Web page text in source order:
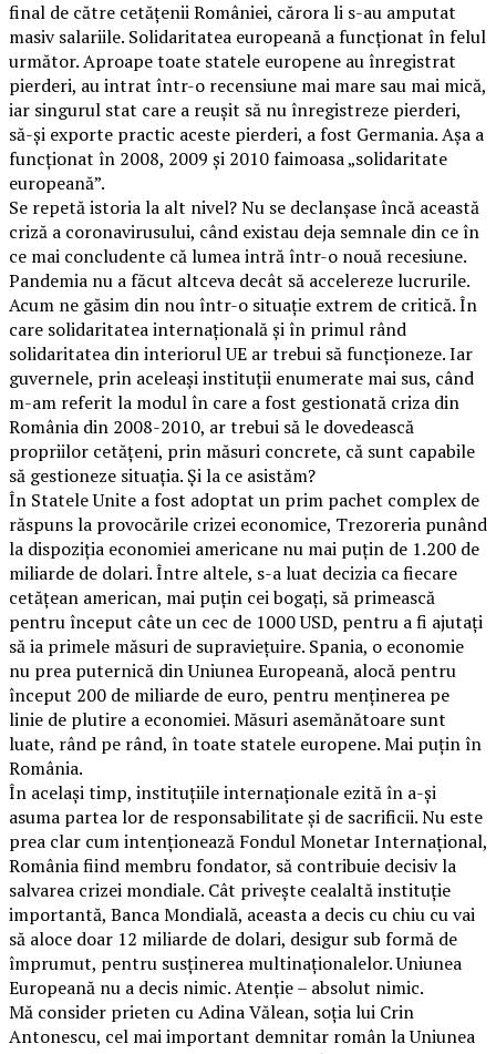
final de către cetățenii României, cărora li s-au amputat
masiv salariile. Solidaritatea europeană a funcționat în felul
următor. Aproape toate statele europene au înregistrat
pierderi, au intrat într-o recensiune mai mare sau mai mică,
iar singurul stat care a reușit să nu înregistreze pierderi,
să-și exporte practic aceste pierderi, a fost Germania. Așa a
funcționat în 2008, 2009 și 2010 faimoasa „solidaritate
europeană”.
Se repetă istoria la alt nivel? Nu se declanșase încă această
criză a coronavirusului, când existau deja semnale din ce în
ce mai concludente că lumea intră într-o nouă recesiune.
Pandemia nu a făcut altceva decât să accelereze lucrurile.
Acum ne găsim din nou într-o situație extrem de critică. În
care solidaritatea internațională și în primul rând
solidaritatea din interiorul UE ar trebui să funcționeze. Iar
guvernele, prin aceleași instituții enumerate mai sus, când
m-am referit la modul în care a fost gestionată criza din
România din 2008-2010, ar trebui să le dovedească
propriilor cetățeni, prin măsuri concrete, că sunt capabile
să gestioneze situația. Și la ce asistăm?
În Statele Unite a fost adoptat un prim pachet complex de
răspuns la provocările crizei economice, Trezoreria punând
la dispoziția economiei americane nu mai puțin de 1.200 de
miliarde de dolari. Între altele, s-a luat decizia ca fiecare
cetățean american, mai puțin cei bogați, să primească
pentru început câte un cec de 1000 USD, pentru a fi ajutați
să ia primele măsuri de supraviețuire. Spania, o economie
nu prea puternică din Uniunea Europeană, alocă pentru
început 200 de miliarde de euro, pentru menținerea pe
linie de plutire a economiei. Măsuri asemănătoare sunt
luate, rând pe rând, în toate statele europene. Mai puțin în
România.
În același timp, instituțiile internaționale ezită în a-și
asuma partea lor de responsabilitate și de sacrificii. Nu este
prea clar cum intenționează Fondul Monetar Internațional,
România fiind membru fondator, să contribuie decisiv la
salvarea crizei mondiale. Cât privește cealaltă instituție
importantă, Banca Mondială, aceasta a decis cu chiu cu vai
să aloce doar 12 miliarde de dolari, desigur sub formă de
împrumut, pentru susținerea multinaționalelor. Uniunea
Europeană nu a decis nimic. Atenție – absolut nimic.
Mă consider prieten cu Adina Vălean, soția lui Crin
Antonescu, cel mai important demnitar român la Uniunea